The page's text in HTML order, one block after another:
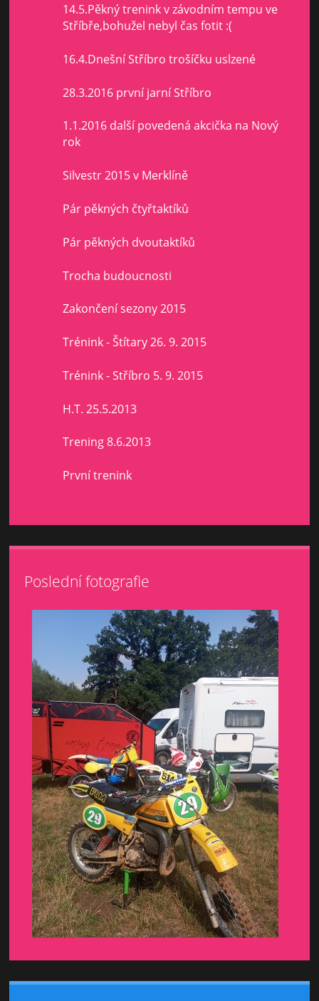
14.5.Pěkný trenink v závodním tempu ve
Stříbře,bohužel nebyl čas fotit :(
16.4.Dnešní Stříbro trošíčku uslzené
28.3.2016 první jarní Stříbro
1.1.2016 další povedená akcička na Nový
rok
Silvestr 2015 v Merklíně
Pár pěkných čtyřtaktíků
Pár pěkných dvoutaktíků
Trocha budoucnosti
Zakončení sezony 2015
Trénink - Štítary 26. 9. 2015
Trénink - Stříbro 5. 9. 2015
H.T. 25.5.2013
Trening 8.6.2013
První trenink
Poslední fotografie